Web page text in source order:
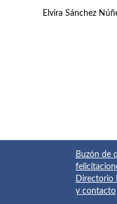
Elvira Sánchez
Buzón de
Directorio
y contacto